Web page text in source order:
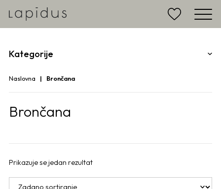
Kategorije
Naslovna Brončana
Brončana
Prikazuje se jedan rezultat